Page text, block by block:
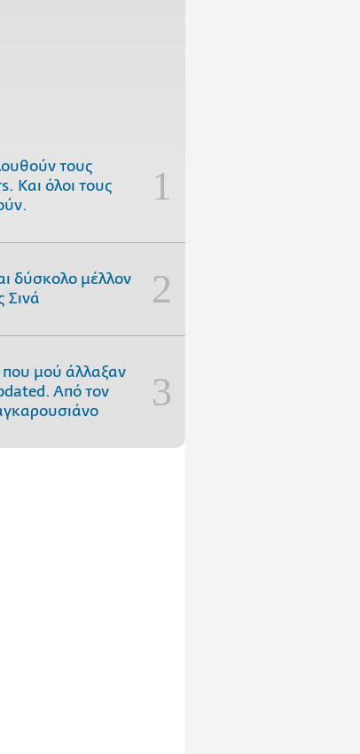
τους
Και όλοι τους
δύσκολο μέλλον
Σινά
που μού άλλαξαν
Aπό τον